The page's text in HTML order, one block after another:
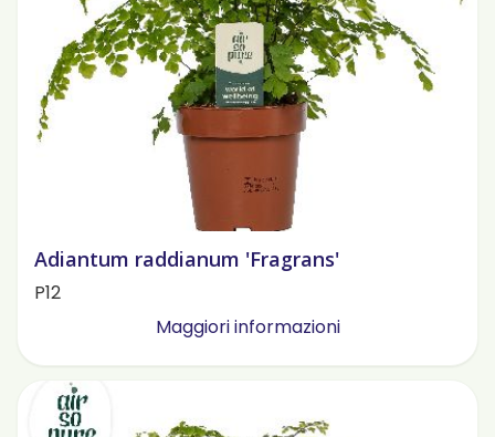
Adiantum raddianum 'Fragrans'
P12
Maggiori informazioni